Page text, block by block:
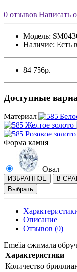
0 отзывов Написать
Модель:
Наличие: Есть
84 756р.
Доступные
Материал
Форма камня
Овал
ИЗБРАННОЕ
В
Выбрать
Описание
Отзывов (0)
Emelia сжимала
Характеристики
Количество